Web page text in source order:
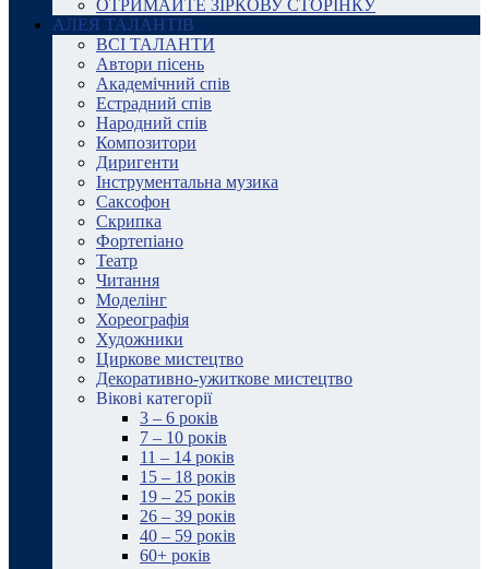
ОТРИМАЙТЕ ЗІРКОВУ СТОРІНКУ
АЛЕЯ ТАЛАНТІВ
ВСІ ТАЛАНТИ
Автори пісень
Академічний спів
Естрадний спів
Народний спів
Композитори
Диригенти
Інструментальна музика
Саксофон
Скрипка
Фортепіано
Театр
Читання
Моделінг
Хореографія
Художники
Циркове мистецтво
Декоративно-ужиткове мистецтво
Вікові категорії
3 – 6 років
7 – 10 років
11 – 14 років
15 – 18 років
19 – 25 років
26 – 39 років
40 – 59 років
60+ років